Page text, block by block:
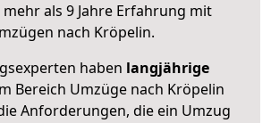
als 9 Jahre Erfahrung mit
nach Kröpelin.
haben langjährige
Bereich Umzüge nach Kröpelin
Anforderungen, die ein Umzug